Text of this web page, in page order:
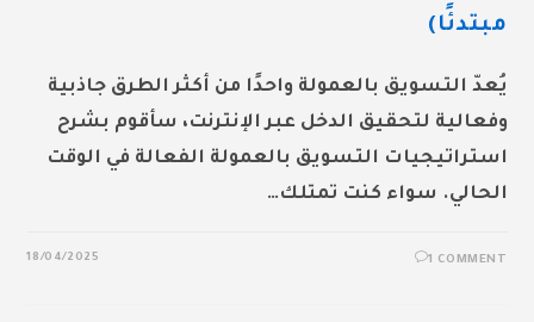
مبتدئًا)
يُعدّ التسويق بالعمولة واحدًا من أكثر الطرق جاذبية
وفعالية لتحقيق الدخل عبر الإنترنت، سأقوم بشرح
استراتيجيات التسويق بالعمولة الفعالة في الوقت
الحالي. سواء كنت تمتلك…
1 COMMENT
18/04/2025